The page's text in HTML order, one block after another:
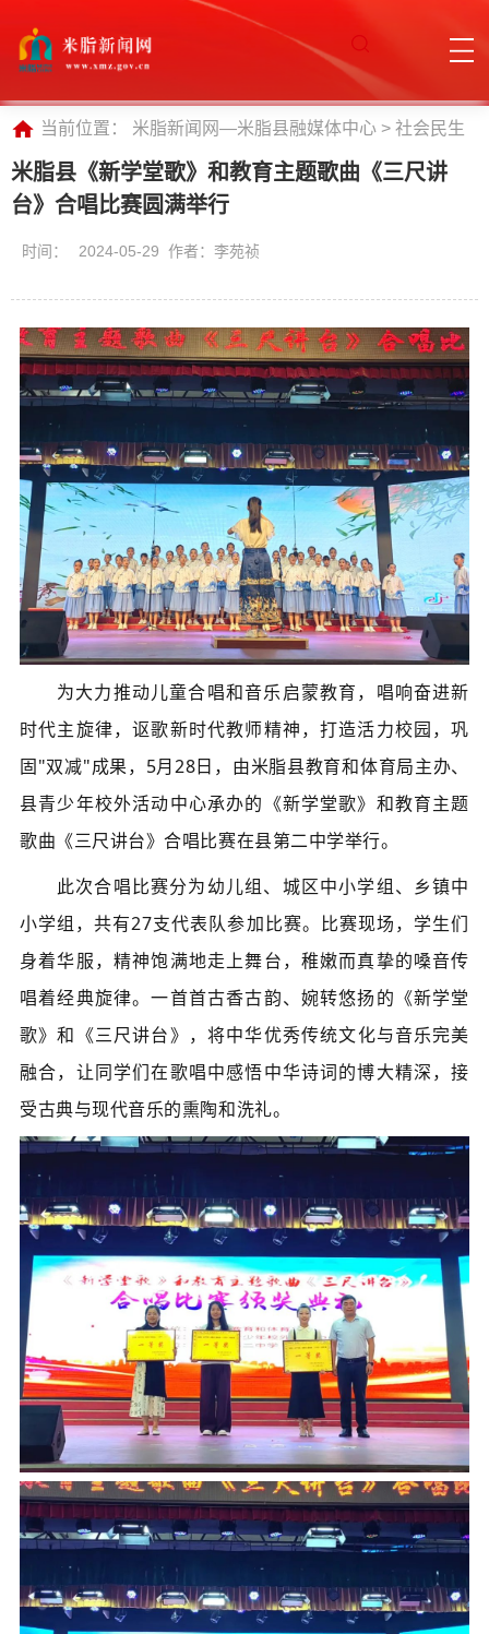
当前位置： 米脂新闻网—米脂县融媒体中心 > 社会民生
米脂县《新学堂歌》和教育主题歌曲《三尺讲
台》合唱比赛圆满举行
时间： 2024-05-29 作者：李苑祯
为大力推动儿童合唱和音乐启蒙教育，唱响奋进新
时代主旋律，讴歌新时代教师精神，打造活力校园，巩
固"双减"成果，5月28日，由米脂县教育和体育局主办、
县青少年校外活动中心承办的《新学堂歌》和教育主题
歌曲《三尺讲台》合唱比赛在县第二中学举行。
此次合唱比赛分为幼儿组、城区中小学组、乡镇中
小学组，共有27支代表队参加比赛。比赛现场，学生们
身着华服，精神饱满地走上舞台，稚嫩而真挚的嗓音传
唱着经典旋律。一首首古香古韵、婉转悠扬的《新学堂
歌》和《三尺讲台》 ，将中华优秀传统文化与音乐完美
融合，让同学们在歌唱中感悟中华诗词的博大精深，接
受古典与现代音乐的熏陶和洗礼。